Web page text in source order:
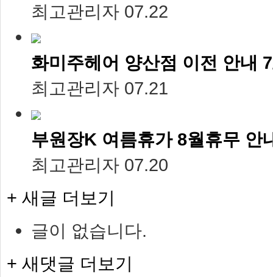
최고관리자 07.22
화미주헤어 양산점 이전 안내
최고관리자 07.21
부원장K 여름휴가 8월휴무 안
최고관리자 07.20
+ 새글 더보기
글이 없습니다.
+ 새댓글 더보기